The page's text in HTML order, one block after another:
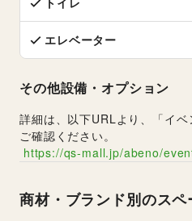
エレベーター
その他設備・オプション
詳細は、以下URLより、「イ
ご確認ください。
https://qs-mall.jp/abeno/
商材・ブランド別のス